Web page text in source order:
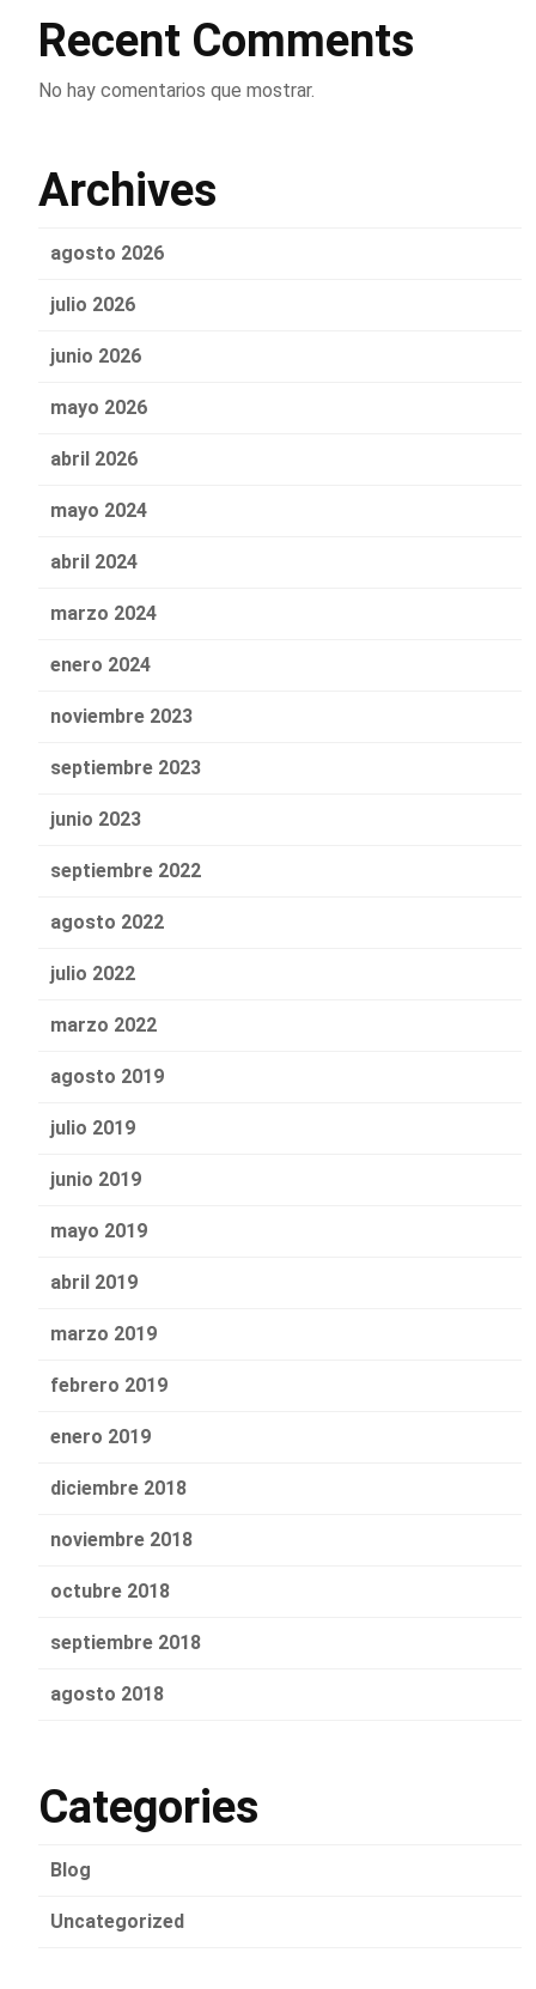
Recent Comments
No hay comentarios que mostrar.
Archives
agosto 2026
julio 2026
junio 2026
mayo 2026
abril 2026
mayo 2024
abril 2024
marzo 2024
enero 2024
noviembre 2023
septiembre 2023
junio 2023
septiembre 2022
agosto 2022
julio 2022
marzo 2022
agosto 2019
julio 2019
junio 2019
mayo 2019
abril 2019
marzo 2019
febrero 2019
enero 2019
diciembre 2018
noviembre 2018
octubre 2018
septiembre 2018
agosto 2018
Categories
Blog
Uncategorized